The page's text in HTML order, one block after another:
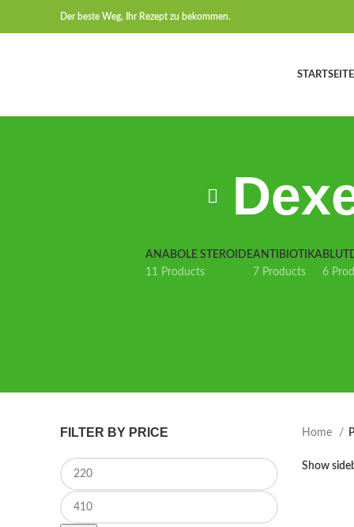
Der beste Weg, Ihr Rezept zu bekommen.
STARTSEITE
ANABOLE STEROIDE
11 Products
ANTIBIOTIKA
7 Products
6
FILTER BY PRICE
Min price
Max price
Home
Show